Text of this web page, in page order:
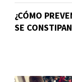
¿CÓMO
SE